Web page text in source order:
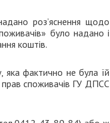
роз’яснення щодо
було надано і
коштів.
яка фактично не була їй
прав споживачів ГУ ДПСС